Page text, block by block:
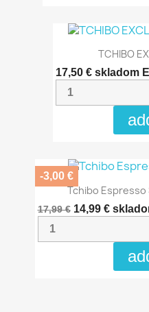
TCHIBO
17,50 € skladom
Tchibo Espresso
17,99 € 14,99 €
-3,00 €